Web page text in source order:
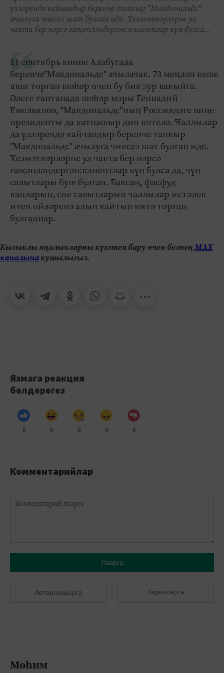
үзләрендә кайчандыр беренче тапкыр "Макдональдс"
ачылуга чиксез шат булган иде. Хезмәткәрләрне ул
чакта бер нәрсә гаҗәпләндергән:клиентлар күп булса...
11 сентябрь көнне Алабугада
беренче"Макдональдс" ачылачак. 73 меңләп кеше
яши торган шәһәр өчен бу бик зур вакыйга.
Әлеге тантанада шәһәр мэры Геннадий
Емельянов, "Макдональдс"ның Россиядәге вице-
президенты да катнашыр дип көтелә. Чаллылар
да үзләрендә кайчандыр беренче тапкыр
"Макдональдс" ачылуга чиксез шат булган иде.
Хезмәткәрләрне ул чакта бер нәрсә
гаҗәпләндергән:клиентлар күп булса да, чүп
савытлары буш булган. Баксаң, фасфуд
капларын, сок савытларын чаллылар истәлек
итеп өйләренә алып кайтып китә торган
булганнар.
Кызыклы яңалыкларны күзәтеп бару өчен безнеңМАХ
каналынакушылыгыз.
Язмага реакция
белдерегез
0 0 0 0 0
Комментарийлар
Язарга
Авторлашырга Теркәлергә
Мөһим